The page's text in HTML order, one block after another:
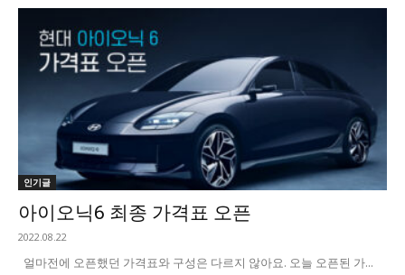
인기글
아이오닉6 최종 가격표 오픈
2022.08.22
얼마전에 오픈했던 가격표와 구성은 다르지 않아요. 오늘 오픈된 가...